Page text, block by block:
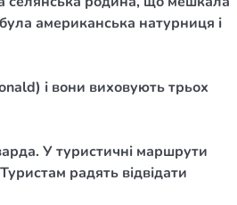
американська натурниця і
і вони виховують трьох
У туристичні маршрути
радять відвідати